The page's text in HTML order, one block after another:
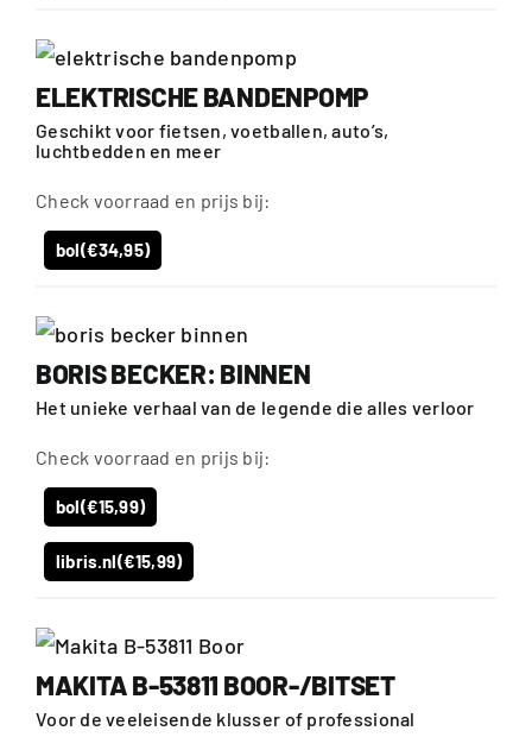
ELEKTRISCHE BANDENPOMP
Geschikt voor fietsen, voetballen, auto’s,
luchtbedden en meer
Check voorraad en prijs bij:
bol(€34,95)
BORIS BECKER: BINNEN
Het unieke verhaal van de legende die alles verloor
Check voorraad en prijs bij:
bol(€15,99)
libris.nl(€15,99)
MAKITA B-53811 BOOR-/BITSET
Voor de veeleisende klusser of professional